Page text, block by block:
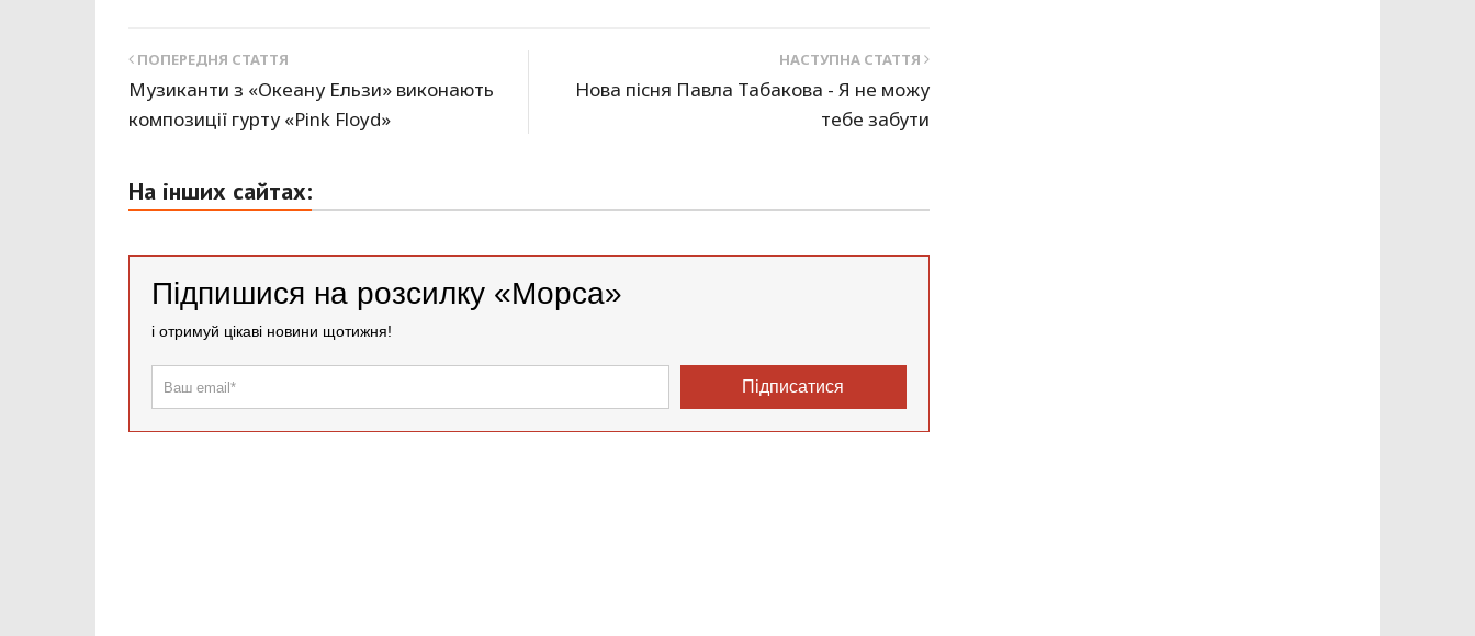
ПОПЕРЕДНЯ СТАТТЯ
Музиканти з «Океану Ельзи» виконають
композиції гурту «Pink Floyd»
НАСТУПНА СТАТТЯ
Нова пісня Павла Табакова - Я не можу
тебе забути
На інших сайтах:
Підпишися на розсилку «Морса»
і отримуй цікаві новини щотижня!
Підписатися